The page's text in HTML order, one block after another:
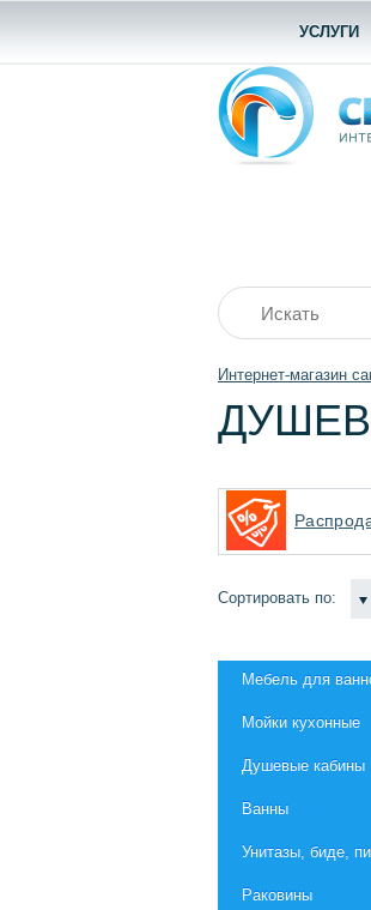
УСЛУГИ
Интернет-магазин
Сортировать по:
Мебель для
Мойки кухонные
Душевые кабины
Ванны
Унитазы, биде,
Раковины